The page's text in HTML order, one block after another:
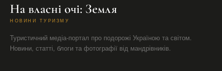
На власні очі: Земля
НОВИНИ ТУРИЗМУ
Туристичний медіа-портал про подорожі Україною та світом.
Новини, статті, блоги та фотографії від мандрівників.